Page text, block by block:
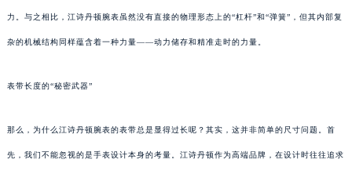
力。与之相比，江诗丹顿腕表虽然没有直接的物理形态上的“杠杆”和“弹簧”，但其内部复
杂的机械结构同样蕴含着一种力量——动力储存和精准走时的力量。
表带长度的“秘密武器”
那么，为什么江诗丹顿腕表的表带总是显得过长呢？其实，这并非简单的尺寸问题。首
先，我们不能忽视的是手表设计本身的考量。江诗丹顿作为高端品牌，在设计时往往追求